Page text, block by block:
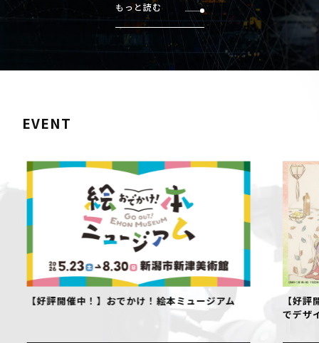
もっと読む
EVENT
【好評開催中！】おでかけ！絵本ミュージアム
【好評
でデザ